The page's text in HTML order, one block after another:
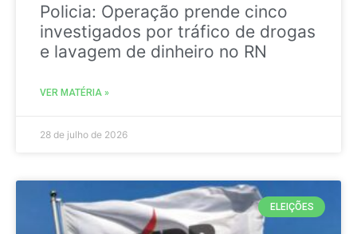
Policia: Operação prende cinco
investigados por tráfico de drogas
e lavagem de dinheiro no RN
VER MATÉRIA »
28 de julho de 2026
ELEIÇÕES